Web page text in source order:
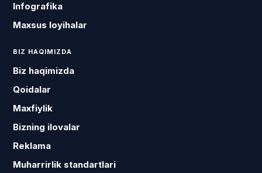
Infografika
Maxsus loyihalar
BIZ HAQIMIZDA
Biz haqimizda
Qoidalar
Maxfiylik
Bizning ilovalar
Reklama
Muharrirlik standartlari